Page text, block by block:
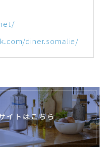
diner.somalie/